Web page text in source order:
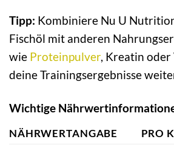
Tipp: Kombiniere Nu U
Fischöl mit anderen
wie Proteinpulver, Kreatin
deine Trainingsergebnisse
Wichtige
NÄHRWERTANGABE
PRO